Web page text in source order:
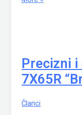
Precizni
7X65R
Članci